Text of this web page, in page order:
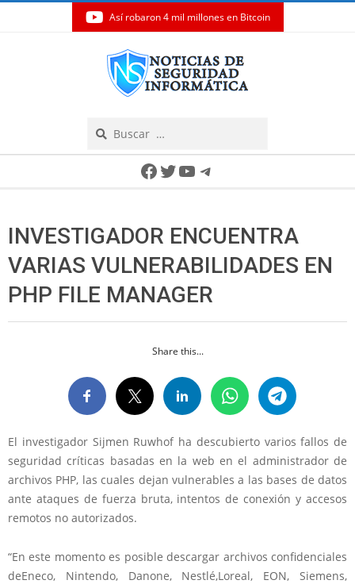
Así robaron 4 mil millones en Bitcoin
Facebook
Twitter
YouTube
Telegram
INVESTIGADOR ENCUENTRA
VARIAS VULNERABILIDADES EN
PHP FILE MANAGER
Share this...
El investigador Sijmen Ruwhof ha descubierto varios fallos de
seguridad críticas basadas en la web en el administrador de
archivos PHP, las cuales dejan vulnerables a las bases de datos
ante ataques de fuerza bruta, intentos de conexión y accesos
remotos no autorizados.
“En este momentoes posible descargar archivosconfidenciales
deEneco, Nintendo, Danone, Nestlé,Loreal, EON, Siemens,